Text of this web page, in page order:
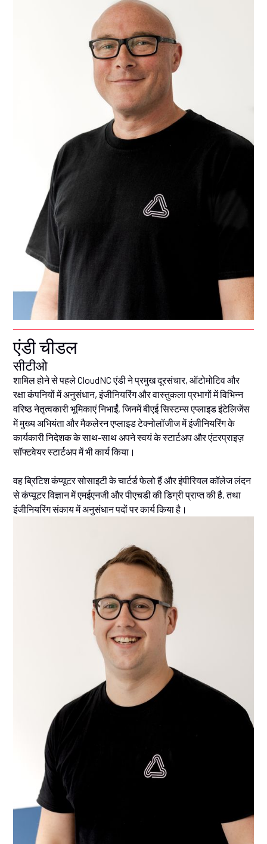
एंडी चीडल
सीटीओ
शामिल होने से पहले CloudNC एंडी ने प्रमुख दूरसंचार, ऑटोमोटिव और
रक्षा कंपनियों में अनुसंधान, इंजीनियरिंग और वास्तुकला प्रभागों में विभिन्न
वरिष्ठ नेतृत्वकारी भूमिकाएं निभाईं, जिनमें बीएई सिस्टम्स एप्लाइड इंटेलिजेंस
में मुख्य अभियंता और मैकलेरन एप्लाइड टेक्नोलॉजीज में इंजीनियरिंग के
कार्यकारी निदेशक के साथ-साथ अपने स्वयं के स्टार्टअप और एंटरप्राइज़
सॉफ्टवेयर स्टार्टअप में भी कार्य किया।
वह ब्रिटिश कंप्यूटर सोसाइटी के चार्टर्ड फेलो हैं और इंपीरियल कॉलेज लंदन
से कंप्यूटर विज्ञान में एमईएनजी और पीएचडी की डिग्री प्राप्त की है, तथा
इंजीनियरिंग संकाय में अनुसंधान पदों पर कार्य किया है।